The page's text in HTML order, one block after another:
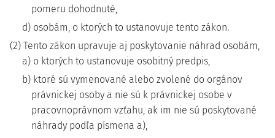
pomeru dohodnuté,
d) osobám, o ktorých to ustanovuje tento zákon.
(2) Tento zákon upravuje aj poskytovanie náhrad osobám,
a) o ktorých to ustanovuje osobitný predpis,
b) ktoré sú vymenované alebo zvolené do orgánov
právnickej osoby a nie sú k právnickej osobe v
pracovnoprávnom vzťahu, ak im nie sú poskytované
náhrady podľa písmena a),